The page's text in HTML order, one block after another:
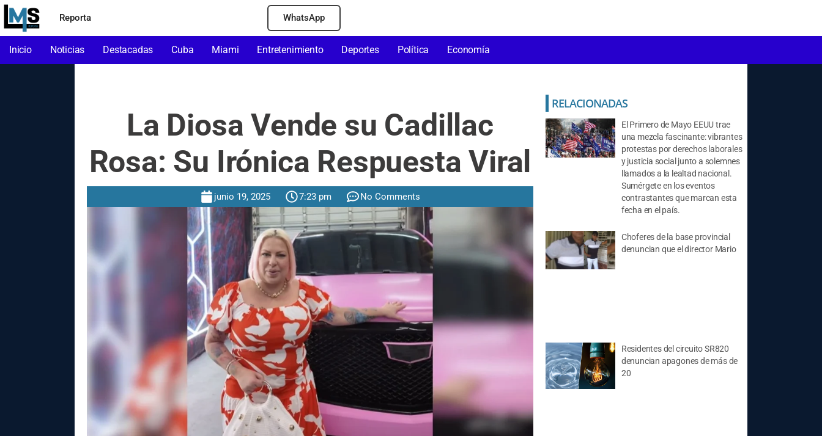
Reporta WhatsApp
Inicio Noticias Destacadas Cuba Miami Entretenimiento Deportes Política Economía
La Diosa Vende su Cadillac
Rosa: Su Irónica Respuesta Viral
junio 19, 2025 7:23 pm No Comments
El Primero de Mayo EEUU trae
una mezcla fascinante: vibrantes
protestas por derechos laborales
y justicia social junto a solemnes
llamados a la lealtad nacional.
Sumérgete en los eventos
contrastantes que marcan esta
fecha en el país.
Choferes de la base provincial
denuncian que el director Mario
Residentes del circuito SR820
denuncian apagones de más de
20
RELACIONADAS